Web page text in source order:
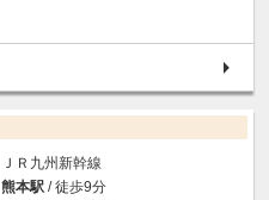
ＪＲ九州新幹線
熊本駅 / 徒歩9分